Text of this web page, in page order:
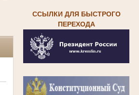
ССЫЛКИ ДЛЯ БЫСТРОГО
ПЕРЕХОДА